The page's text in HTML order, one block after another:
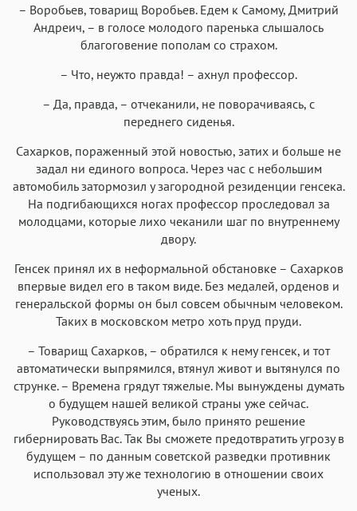
– Воробьев, товарищ Воробьев. Едем к Самому, Дмитрий
Андреич, – в голосе молодого паренька слышалось
благоговение пополам со страхом.
– Что, неужто правда! – ахнул профессор.
– Да, правда, – отчеканили, не поворачиваясь, с
переднего сиденья.
Сахарков, пораженный этой новостью, затих и больше не
задал ни единого вопроса. Через час с небольшим
автомобиль затормозил у загородной резиденции генсека.
На подгибающихся ногах профессор проследовал за
молодцами, которые лихо чеканили шаг по внутреннему
двору.
Генсек принял их в неформальной обстановке – Сахарков
впервые видел его в таком виде. Без медалей, орденов и
генеральской формы он был совсем обычным человеком.
Таких в московском метро хоть пруд пруди.
– Товарищ Сахарков, – обратился к нему генсек, и тот
автоматически выпрямился, втянул живот и вытянулся по
струнке. – Времена грядут тяжелые. Мы вынуждены думать
о будущем нашей великой страны уже сейчас.
Руководствуясь этим, было принято решение
гибернировать Вас. Так Вы сможете предотвратить угрозу в
будущем – по данным советской разведки противник
использовал эту же технологию в отношении своих
ученых.